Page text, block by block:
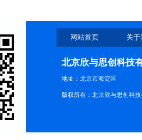
网站首页 关
北京欣与思创科技
地址：北京市海淀区
版权所有：北京欣与思创科